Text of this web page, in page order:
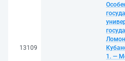
13109
1. —